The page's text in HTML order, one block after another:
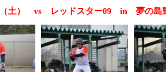
（土） vs レッドスター09 in 夢の島